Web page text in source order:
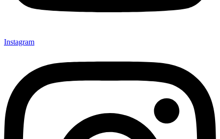
Instagram